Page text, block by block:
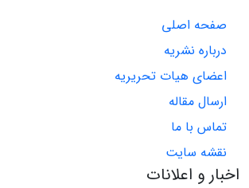
صفحه اصلی
درباره نشریه
اعضای هیات تحریریه
ارسال مقاله
تماس با ما
نقشه سایت
اخبار و اعلانات